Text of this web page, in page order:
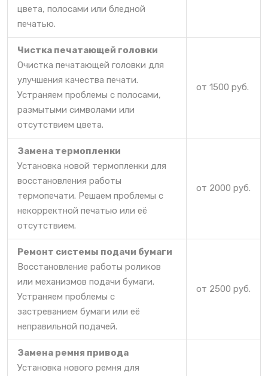
цвета, полосами или бледной
печатью.
Чистка печатающей головки
Очистка печатающей головки для
улучшения качества печати.
Устраняем проблемы с полосами,
размытыми символами или
отсутствием цвета.
от 1500 руб.
Замена термопленки
Установка новой термопленки для
восстановления работы
термопечати. Решаем проблемы с
некорректной печатью или её
отсутствием.
от 2000 руб.
Ремонт системы подачи бумаги
Восстановление работы роликов
или механизмов подачи бумаги.
Устраняем проблемы с
застреванием бумаги или её
неправильной подачей.
от 2500 руб.
Замена ремня привода
Установка нового ремня для